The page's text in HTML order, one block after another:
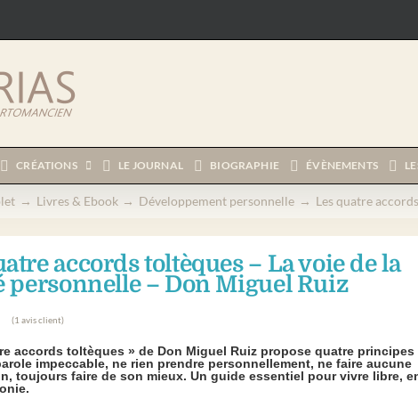
CRÉATIONS LE JOURNAL BIOGRAPHIE ÉVÈNEMENTS
Livres & Ebook Développement personnelle Les quatre
accords toltèques – La voie de la
personnelle – Don Miguel Ruiz
(1 avis client)
accords toltèques » de Don Miguel Ruiz propose quatre principes
impeccable, ne rien prendre personnellement, ne faire aucune
toujours faire de son mieux. Un guide essentiel pour vivre libre,